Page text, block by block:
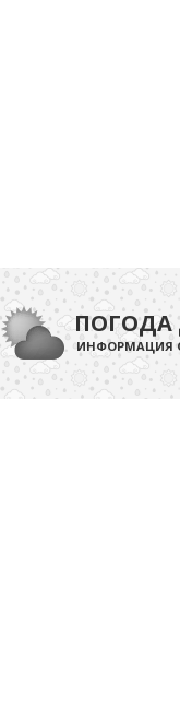
ПОГОДА
ИНФОРМАЦИЯ